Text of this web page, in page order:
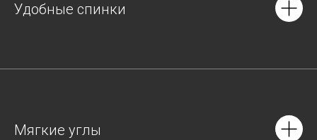
Удобные спинки
Мягкие углы